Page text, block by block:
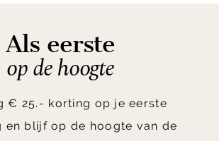
Als eerste
op de hoogte
€ 25.- korting op je eerste
en blijf op de hoogte van de